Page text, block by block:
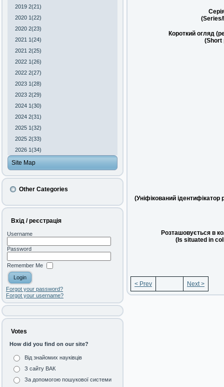
2019 2(21)
2020 1(22)
2020 2(23)
2021 1(24)
2021 2(25)
2022 1(26)
2022 2(27)
2023 1(28)
2023 2(29)
2024 1(30)
2024 2(31)
2025 1(32)
2025 2(33)
2026 1(34)
Site Map
Other Categories
Вхід / реєстрація
Username
Password
Remember Me
Forgot your password?
Forgot your username?
Votes
How did you find on our site?
Від знайомих науківців
З сайту ВАК
За допомогою пошукової системи
Короткий огляд
(Short
(Уніфікований ідентифікатор
Розташовується в
(Is situated in
< Prev Next >